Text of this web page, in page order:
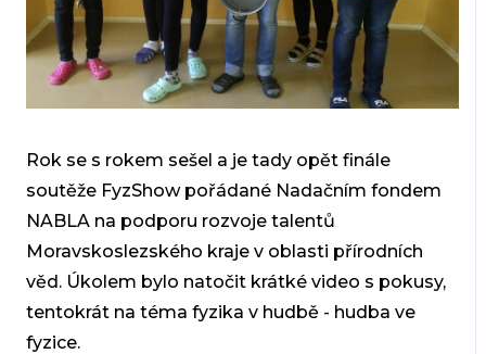
Rok se s rokem sešel a je tady opět finále
soutěže FyzShow pořádané Nadačním fondem
NABLA na podporu rozvoje talentů
Moravskoslezského kraje v oblasti přírodních
věd. Úkolem bylo natočit krátké video s pokusy,
tentokrát na téma fyzika v hudbě - hudba ve
fyzice.